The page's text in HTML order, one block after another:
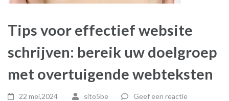
Tips voor effectief website
schrijven: bereik uw doelgroep
met overtuigende webteksten
22 mei,2024 sito5be Geef een reactie